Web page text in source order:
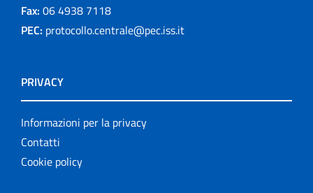
Fax: 06 4938 7118
PEC: protocollo.centrale@pec.iss.it
PRIVACY
Informazioni per la privacy
Contatti
Cookie policy